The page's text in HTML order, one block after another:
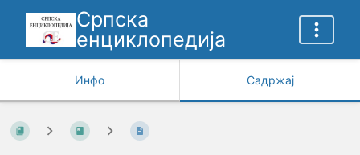
Српска
енциклопедија
Инфо Садржај